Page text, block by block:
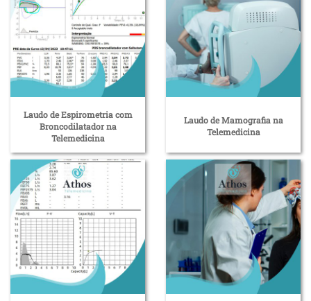
Laudo de Espirometria com
Broncodilatador na
Telemedicina
Laudo de Mamografia na
Telemedicina